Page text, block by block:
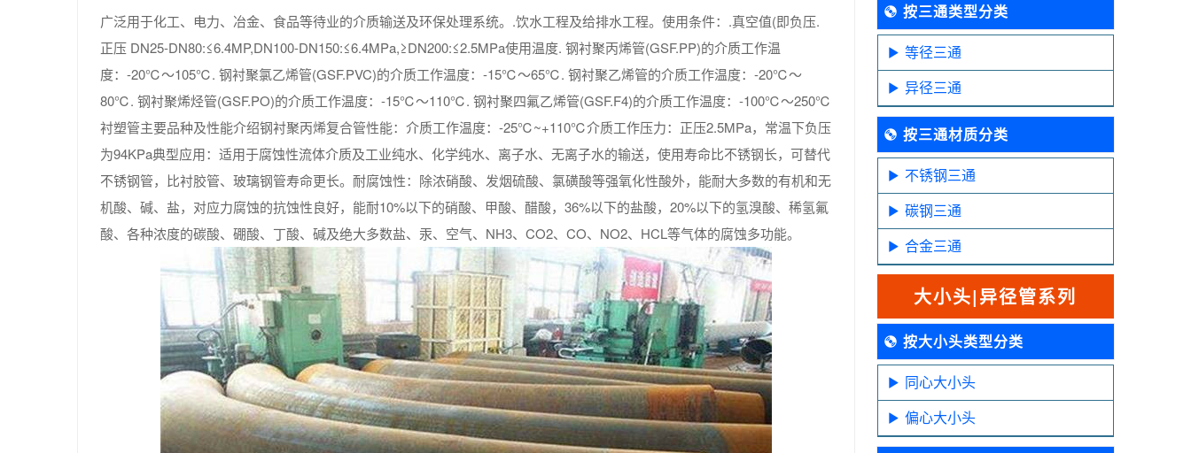
广泛用于化工、电力、冶金、食品等待业的介质输送及环保处理系统。.饮水工程及给排水工程。使用条件：.真空值(即负压.
正压 DN25-DN80:≤6.4MP,DN100-DN150:≤6.4MPa,≥DN200:≤2.5MPa使用温度. 钢衬聚丙烯管(GSF.PP)的介质工作温
度：-20℃～105℃. 钢衬聚氯乙烯管(GSF.PVC)的介质工作温度：-15℃～65℃. 钢衬聚乙烯管的介质工作温度：-20℃～
80℃. 钢衬聚烯烃管(GSF.PO)的介质工作温度：-15℃～110℃. 钢衬聚四氟乙烯管(GSF.F4)的介质工作温度：-100℃～250℃
衬塑管主要品种及性能介绍钢衬聚丙烯复合管性能：介质工作温度：-25℃~+110℃介质工作压力：正压2.5MPa，常温下负压
为94KPa典型应用：适用于腐蚀性流体介质及工业纯水、化学纯水、离子水、无离子水的输送，使用寿命比不锈钢长，可替代
不锈钢管，比衬胶管、玻璃钢管寿命更长。耐腐蚀性：除浓硝酸、发烟硫酸、氯磺酸等强氧化性酸外，能耐大多数的有机和无
机酸、碱、盐，对应力腐蚀的抗蚀性良好，能耐10%以下的硝酸、甲酸、醋酸，36%以下的盐酸，20%以下的氢溴酸、稀氢氟
酸、各种浓度的碳酸、硼酸、丁酸、碱及绝大多数盐、汞、空气、NH3、CO2、CO、NO2、HCL等气体的腐蚀多功能。
按三通类型分类
等径三通
异径三通
按三通材质分类
不锈钢三通
碳钢三通
合金三通
大小头|异径管系列
按大小头类型分类
同心大小头
偏心大小头